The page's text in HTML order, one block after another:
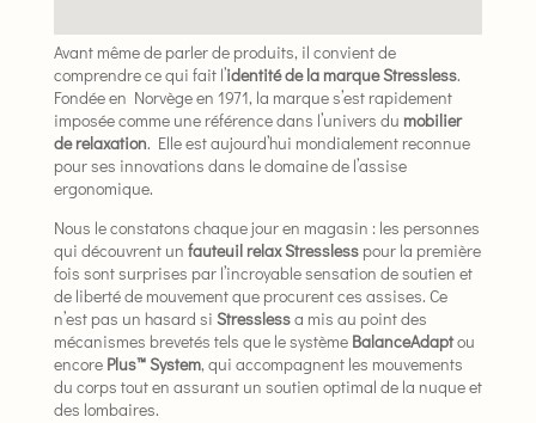
Avant même de parler de produits, il convient de
comprendre ce qui fait l’identité de la marque Stressless.
Fondée en Norvège en 1971, la marque s’est rapidement
imposée comme une référence dans l’univers du mobilier
de relaxation. Elle est aujourd’hui mondialement reconnue
pour ses innovations dans le domaine de l’assise
ergonomique.
Nous le constatons chaque jour en magasin : les personnes
qui découvrent un fauteuil relax Stresslesspour la première
fois sont surprises par l’incroyable sensation de soutien et
de liberté de mouvement que procurent ces assises. Ce
n’est pas un hasard si Stresslessa mis au point des
mécanismes brevetés tels que le système BalanceAdaptou
encore Plus™ System, qui accompagnent les mouvements
du corps tout en assurant un soutien optimal de la nuque et
des lombaires.